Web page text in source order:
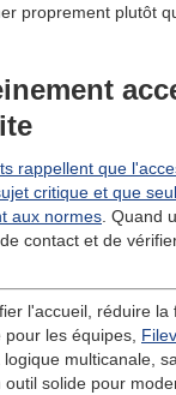
proprement plutôt
rappellent que
critique et que
aux normes. Quand
contact et de
l'accueil, réduire
les équipes,
multicanale,
solide pour